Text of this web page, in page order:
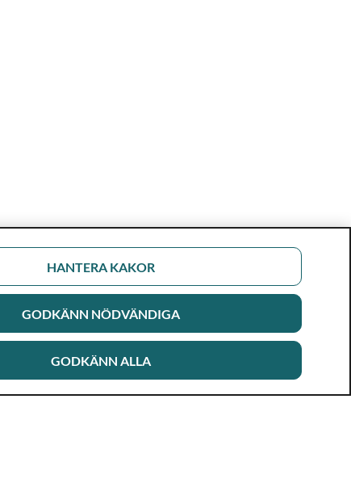
HANTERA KAKOR
GODKÄNN NÖDVÄNDIGA
GODKÄNN ALLA